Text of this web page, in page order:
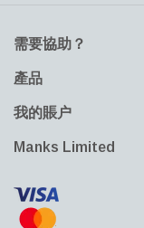
需要協助？
產品
我的賬户
Manks Limited